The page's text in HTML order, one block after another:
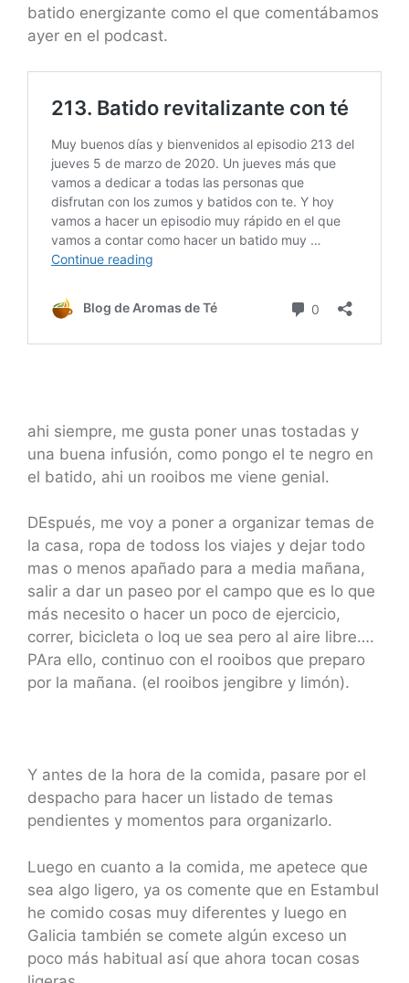
batido energizante como el que comentábamos
ayer en el podcast.
ahi siempre, me gusta poner unas tostadas y
una buena infusión, como pongo el te negro en
el batido, ahi un rooibos me viene genial.
DEspués, me voy a poner a organizar temas de
la casa, ropa de todoss los viajes y dejar todo
mas o menos apañado para a media mañana,
salir a dar un paseo por el campo que es lo que
más necesito o hacer un poco de ejercicio,
correr, bicicleta o loq ue sea pero al aire libre….
PAra ello, continuo con el rooibos que preparo
por la mañana. (el rooibos jengibre y limón).
Y antes de la hora de la comida, pasare por el
despacho para hacer un listado de temas
pendientes y momentos para organizarlo.
Luego en cuanto a la comida, me apetece que
sea algo ligero, ya os comente que en Estambul
he comido cosas muy diferentes y luego en
Galicia también se comete algún exceso un
poco más habitual así que ahora tocan cosas